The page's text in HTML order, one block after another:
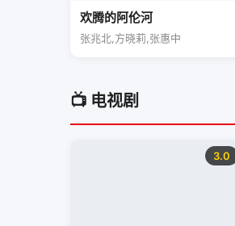
欢腾的阿伦河
张兆北,方晓莉,张惠中
📺 电视剧
3.0